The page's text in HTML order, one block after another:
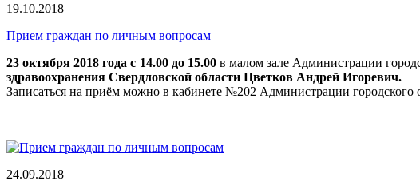
19.10.2018
Прием граждан по личным вопросам
23 октября 2018 года с 14.00 до 15.00 в малом зале Администрации
здравоохранения Свердловской области Цветков Андрей Игоревич.
Записаться на приём можно в кабинете №202 Администрации
24.09.2018